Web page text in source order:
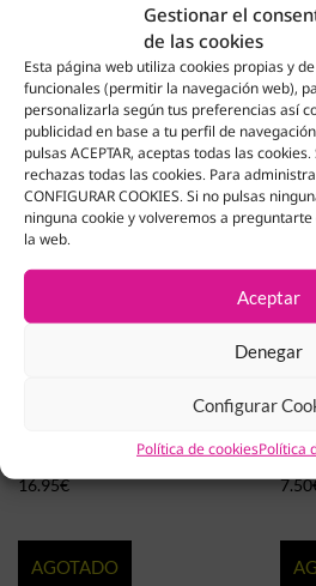
Gestionar el
de las cookies
Esta página web utiliza cookies propias y
funcionales (permitir la navegación web),
personalizarla según tus preferencias así
publicidad en base a tu perfil de
pulsas ACEPTAR, aceptas todas las cookies.
rechazas todas las cookies. Para
CONFIGURAR COOKIES. Si no pulsas
ninguna cookie y volveremos a
la web.
Aceptar
Denegar
Configurar
Política de cookiesPolítica
Productos
WITH INVISIBILITY CLOAK.
16.95€
AGOTADO
ONE
7.50